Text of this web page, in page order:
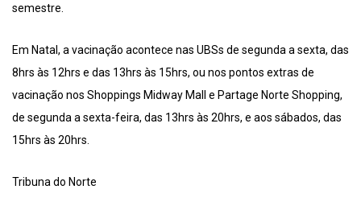
semestre.
Em Natal, a vacinação acontece nas UBSs de segunda a sexta, das
8hrs às 12hrs e das 13hrs às 15hrs, ou nos pontos extras de
vacinação nos Shoppings Midway Mall e Partage Norte Shopping,
de segunda a sexta-feira, das 13hrs às 20hrs, e aos sábados, das
15hrs às 20hrs.
Tribuna do Norte